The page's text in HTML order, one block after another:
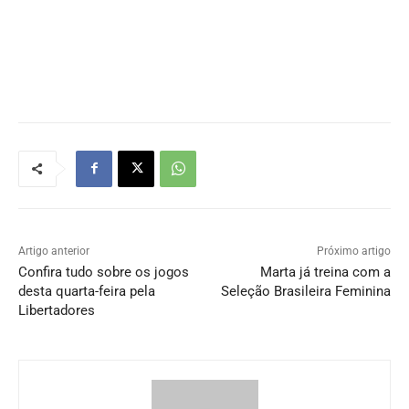
Artigo anterior
Confira tudo sobre os jogos
desta quarta-feira pela
Libertadores
Próximo artigo
Marta já treina com a
Seleção Brasileira Feminina